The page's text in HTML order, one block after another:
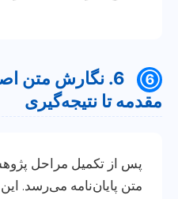
⑥
6. نگارش متن
مقدمه تا نتیجه‌گیری
پس از تکمیل مراحل
متن پایان‌نامه می‌رسد.